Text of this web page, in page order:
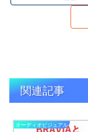
関連記事
オーディオビジュアル